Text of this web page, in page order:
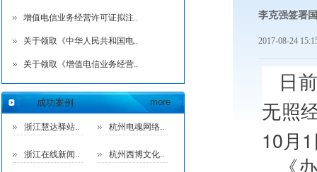
增值电信业务经营许可证拟注..
关于领取《中华人民共和国电..
关于领取《增值电信业务经营..
成功案例 more
浙江慧达驿站.. 杭州电魂网络..
浙江在线新闻.. 杭州西博文化..
李克强签署
2017-08-24
日
无照
10月
《